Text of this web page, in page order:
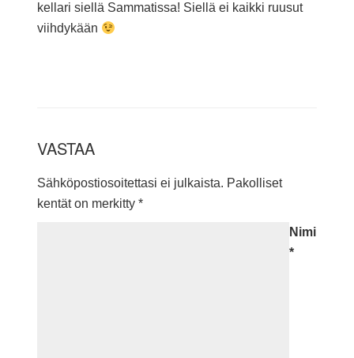
kellari siellä Sammatissa! Siellä ei kaikki ruusut
viihdykään
VASTAA
Sähköpostiosoitettasi ei julkaista. Pakolliset
kentät on merkitty *
Nimi
*